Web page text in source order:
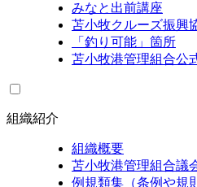
みなと出前講座
苫小牧クルーズ振興
「釣り可能」箇所
苫小牧港管理組合公
組織紹介
組織概要
苫小牧港管理組合議
例規類集（条例や規